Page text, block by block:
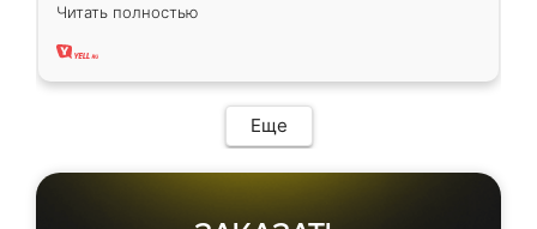
два года, нареканий нет.
Читать полностью
Еще